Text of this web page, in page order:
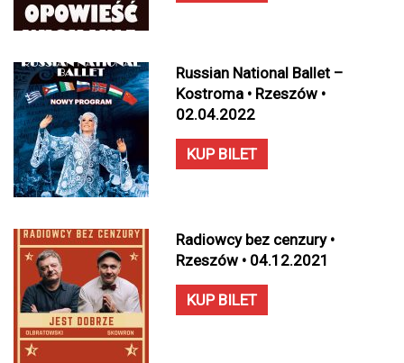
Russian National Ballet –
Kostroma • Rzeszów •
02.04.2022
KUP BILET
Radiowcy bez cenzury •
Rzeszów • 04.12.2021
KUP BILET